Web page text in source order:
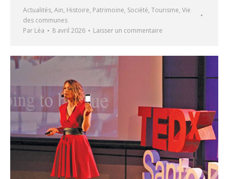
Actualités, Ain, Histoire, Patrimoine, Société, Tourisme, Vie
des communes
Par Léa 8 avril 2026 Laisser un commentaire